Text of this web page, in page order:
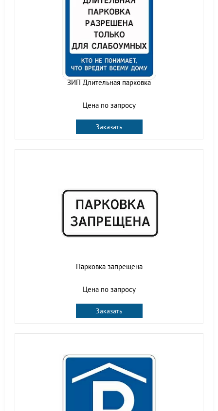
ЗИП Длительная парковка
Цена по запросу
Заказать
Парковка запрещена
Цена по запросу
Заказать